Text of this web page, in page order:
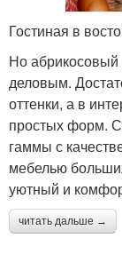
Гостиная в
Но абрикосовый
деловым.
оттенки, а в
простых форм.
гаммы с
мебелью
уютный и
читать дальше →